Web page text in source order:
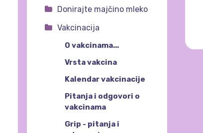
Donirajte majčino mleko
Vakcinacija
O vakcinama...
Vrsta vakcina
Kalendar vakcinacije
Pitanja i odgovori o
vakcinama
Grip - pitanja i